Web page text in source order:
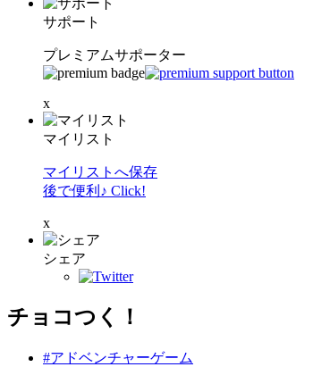
サポート
プレミアムサポーター
x
マイリスト
マイリストへ保存
後で便利♪ Click!
x
シェア
チョコつく！
#アドベンチャーゲーム